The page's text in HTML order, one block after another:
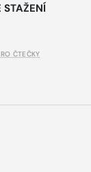
STAŽENÍ
ČTEČKY